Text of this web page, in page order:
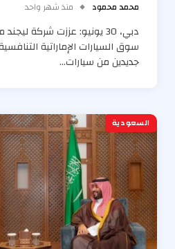
محمد محمود منذ شهر واحد
دبي، 30 يونيو: عززت شركة
سوق السيارات الإماراتية
جديدين من سيارات…
السعودية